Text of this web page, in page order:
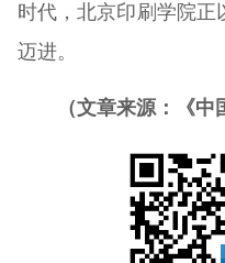
时代，北京印刷学院正
迈进。
（文章来源：《中